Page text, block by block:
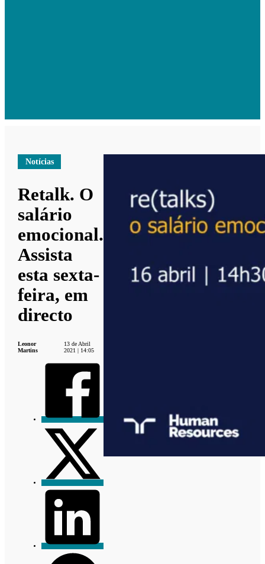
Notícias
Retalk. O
salário
emocional.
Assista
esta sexta-
feira, em
directo
Leonor
Martins
13 de Abril
2021 | 14:05